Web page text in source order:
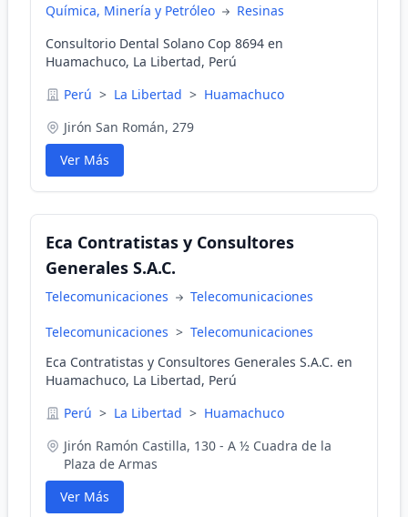
Química, Minería y Petróleo
Resinas
Consultorio Dental Solano Cop 8694 en
Huamachuco, La Libertad, Perú
Perú > La Libertad > Huamachuco
Jirón San Román, 279
Ver Más
Eca Contratistas y Consultores
Generales S.A.C.
Telecomunicaciones Telecomunicaciones
Telecomunicaciones > Telecomunicaciones
Eca Contratistas y Consultores Generales S.A.C. en
Huamachuco, La Libertad, Perú
Perú > La Libertad > Huamachuco
Jirón Ramón Castilla, 130 - A ½ Cuadra de la
Plaza de Armas
Ver Más